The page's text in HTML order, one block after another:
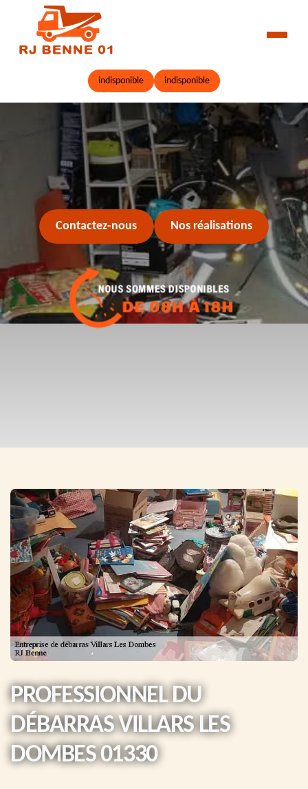
indisponible indisponible
Contactez-nous Nos réalisations
PROFESSIONNEL DU
DÉBARRAS VILLARS LES
DOMBES 01330